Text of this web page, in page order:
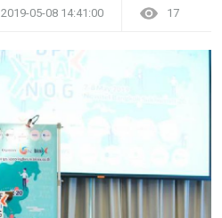
2019-05-08 14:41:00 17